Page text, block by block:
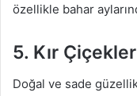
özellikle bahar
5. Kır
Doğal ve sade